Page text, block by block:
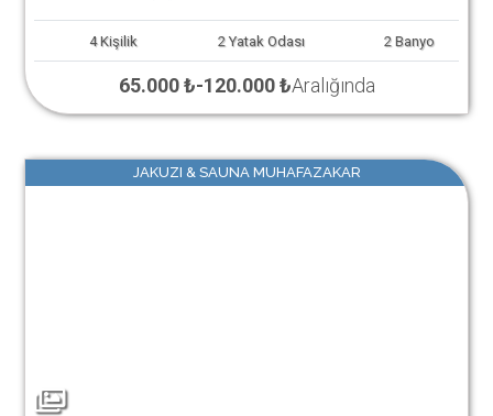
4 Kişilik 2 Yatak Odası 2 Banyo
65.000 ₺-120.000 ₺Aralığında
JAKUZI & SAUNA MUHAFAZAKAR